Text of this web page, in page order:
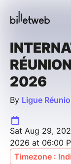
2026
By Ligue
Sat Aug 29,
2026 at 06:00
Timezone :